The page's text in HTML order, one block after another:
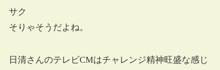
サク
そりゃそうだよね。
日清さんのテレビCMはチャレンジ精神旺盛な感じ